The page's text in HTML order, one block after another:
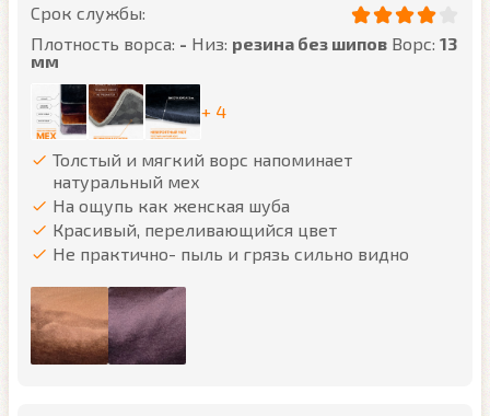
Срок службы:
Плотность ворса: - Низ: резина без шипов Ворс: 13
мм
+ 4
Толстый и мягкий ворс напоминает
натуральный мех
На ощупь как женская шуба
Красивый, переливающийся цвет
Не практично- пыль и грязь сильно видно